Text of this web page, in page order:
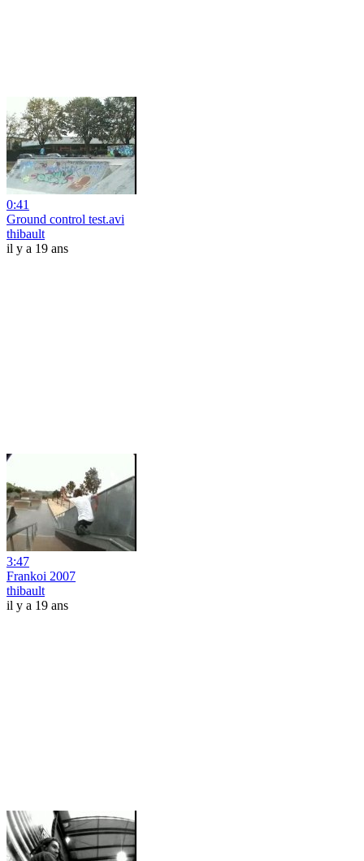
0:41
Ground control test.avi
thibault
il y a 19 ans
3:47
Frankoi 2007
thibault
il y a 19 ans